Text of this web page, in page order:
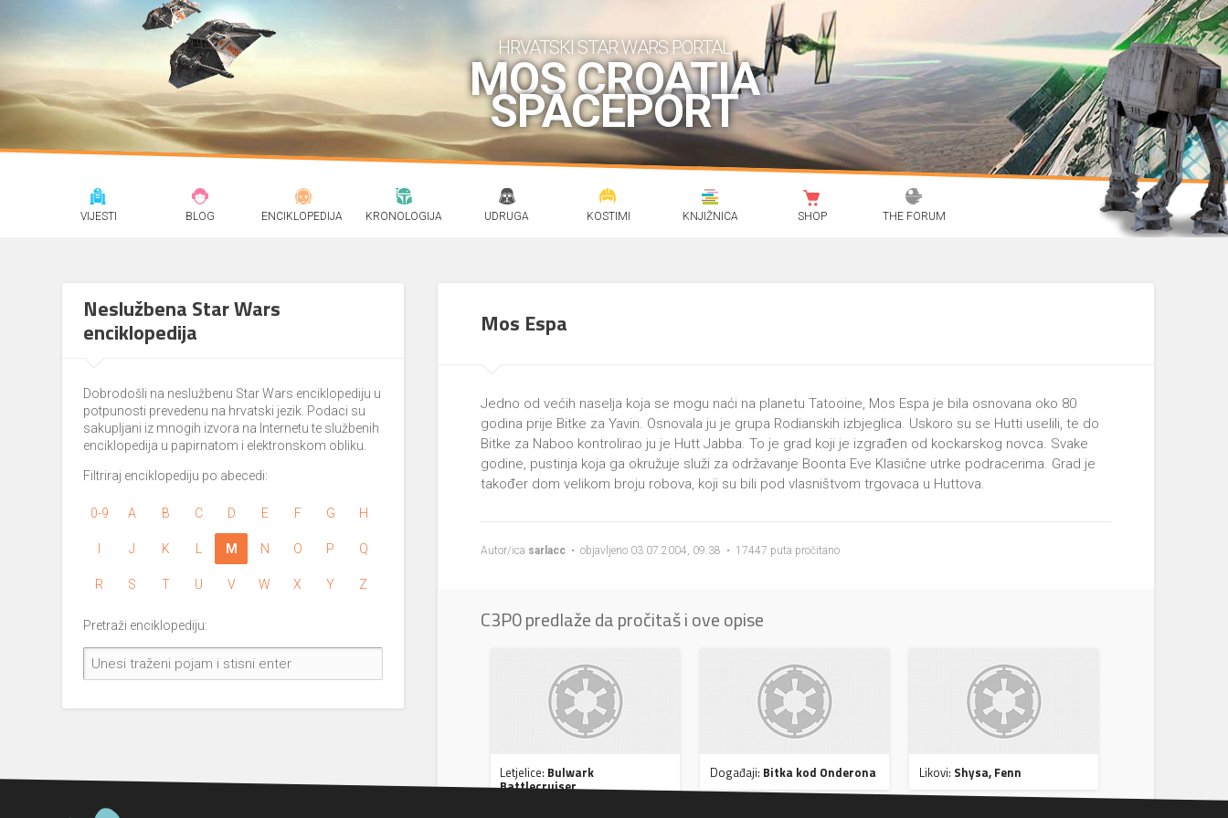
HRVATSKI STAR WARS PORTAL
MOS CROATIA
SPACEPORT
VIJESTI BLOG ENCIKLOPEDIJA KRONOLOGIJA UDRUGA KOSTIMI KNJIŽNICA SHOP THE FORUM
Neslužbena Star Wars
enciklopedija
Dobrodošli na neslužbenu Star Wars enciklopediju u
potpunosti prevedenu na hrvatski jezik. Podaci su
sakupljani iz mnogih izvora na Internetu te službenih
enciklopedija u papirnatom i elektronskom obliku.
Filtriraj enciklopediju po abecedi:
0-9 A B C D E F G H
J K M N O P Q
R S T U V W X Y Z
Pretraži enciklopediju:
Mos Espa
Jedno od većih naselja koja se mogu naći na planetu Tatooine, Mos Espa je bila osnovana oko 80
godina prije Bitke za Yavin. Osnovala ju je grupa Rodianskih izbjeglica. Uskoro su se Hutti uselili, te do
Bitke za Naboo kontrolirao ju je Hutt Jabba. To je grad koji je izgrađen od kockarskog novca. Svake
godine, pustinja koja ga okružuje služi za održavanje Boonta Eve Klasične utrke podracerima. Grad je
također dom velikom broju robova, koji su bili pod vlasništvom trgovaca u Huttova.
Autor/ica sarlacc • objavljeno 03.07.2004, 09:38 • 17447 puta pročitano
C3P0 predlaže da pročitaš i ove opise
Letjelice: Bulwark
Battlecruiser
Događaji: Bitka kod Onderona Likovi: Shysa, Fenn